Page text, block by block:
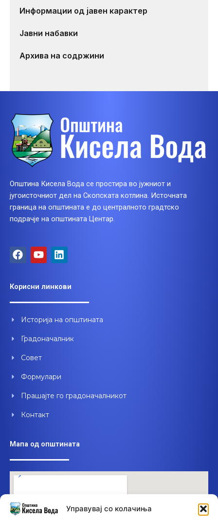
Управувај со колачиња
Информации од јавен карактер
Јавни набавки
Архива на содржини
Општина Кисела Вода се простира во јужниот и
југоисточниот дел на Скопската котлина. Источната
граница на општината е до централното градтско
подрачје на општината Центар.
F
a
e
b
o
k
Y
o
t
u
b
L
i
k
e
d
n
Корисни линкови
Историја на општината
Градоначалник
Совет
Формулари
Прашајте го градоначалникот
Контакт
Мапа од општината